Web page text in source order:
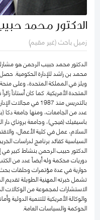
الدكتور محمد
زميل باحث (غير مقيم)
الدكتور محمد حبيب الرحمن هو مشارك
محمد بن راشد للإدارة الحكومية.
ويلز في المملكة المتحدة، وعلى
المتحدة الأمريكية. كما كان أستاذاً
بالتدريس منذ 1987
عدد من الجامعات، ومنها جامعة دكا
باسيفيك (فيجي)، وجامعة بروناي دار
السلام، عمل في كلية الأعمال،
السياسية كقائد برنامج لدراسات
الدكتور حبيب الرحمن بنشاط كبير
دوريات محكمة وله أيضاً عدد من
حوارية في عدة مؤتمرات وحلقات
تشمل خبرته المهنية الطويلة تقديم
الاستشارات لمجموعة من الوكالات
والوكالة الأمريكية للتنمية
الحوكمة والسياسات العامة.